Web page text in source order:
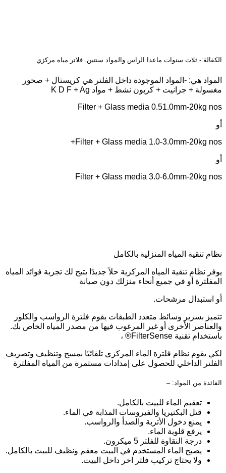
الكفالة:- ثلاث سنوات ماعدا الراس والمواد سنتين. فلاتر مياه مركزي
المواد هي: -المواد الموجودة داخل الفلتر هي كريستال + صخور
مغسولة + جرانيت + كربون نشط + مواد K D F + Ag
Filter + Glass media 0.51.0mm-20kg nos
أو
Filter + Glass media 1.0-3.0mm-20kg nos+
أو
Filter + Glass media 3.0-6.0mm-20kg nos
نظام تنقية المياه المنزلية بالكامل
يوفر نظام تنقية المياه المركزية حلاً جديدًا يتيح لك تجربة فوائد المياه
المفلترة أو في جميع أنحاء منزلك دون صيانة
أو استبدال مرشحات.
تتميز بسرير وسائط متعدد الطبقات يقوم فلترة الرواسب والكلور
والعناصر الأخرى أو غير المرغوب فيها من مصدر المياه الخاص بك.
باستخدام تقنية FilterSense® ،
لكي يقوم نظام فلترة الماء المركزي تلقائيًا بمسح وتنظيف وتصريف
الفلتر الداخلي للحصول على إمدادات مستمرة من المياه المفلترة
الفائدة من المواد: –
تعقيم الماء للبيت بالكامل.
قتل البكتيريا والفيروسات المذابة في الماء.
يمنع دخول الأتربة والصدأ والرواسب.
يرفع قلوية الماء.
درجة النقاوة للفلتر 5 ميكرون.
يصبح الماء المستخدم في البيت معقم ونظيف للبيت بالكامل.
ولا يحتاج تركيب فلتر اخر داخل البيت.